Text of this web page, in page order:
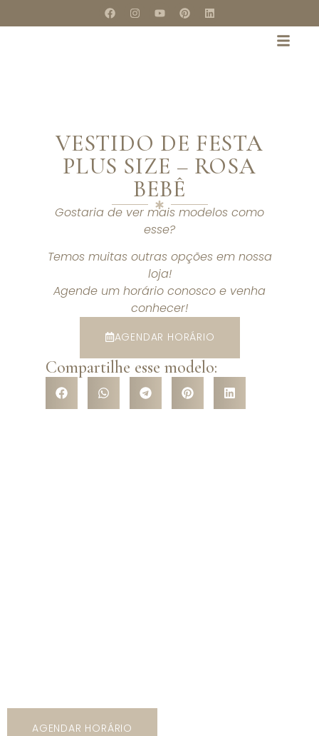
VESTIDO DE FESTA
PLUS SIZE – ROSA
BEBÊ
Gostaria de ver mais modelos como
esse?
Temos muitas outras opções em nossa
loja!
Agende um horário conosco e venha
conhecer!
AGENDAR HORÁRIO
Compartilhe esse modelo:
AGENDAR HORÁRIO